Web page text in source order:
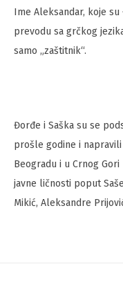
Ime Aleksandar, koje
prevodu sa grčkog
samo „zaštitnik“.
Đorđe i Saška su se
prošle godine i
Beogradu i u Crnog
javne ličnosti poput
Mikić, Aleksandre